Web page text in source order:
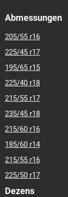
Abmessungen
205/55 r16
225/45 r17
195/65 r15
225/40 r18
215/55 r17
235/45 r18
215/60 r16
185/60 r14
215/55 r16
225/50 r17
Dezens